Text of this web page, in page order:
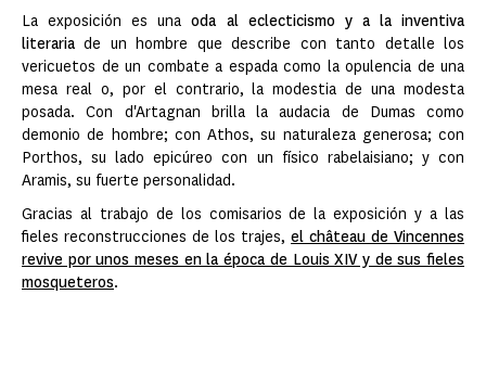
La exposición es una oda al eclecticismo y a la inventiva
literaria de un hombre que describe con tanto detalle los
vericuetos de un combate a espada como la opulencia de una
mesa real o, por el contrario, la modestia de una modesta
posada. Con d'Artagnan brilla la audacia de Dumas como
demonio de hombre; con Athos, su naturaleza generosa; con
Porthos, su lado epicúreo con un físico rabelaisiano; y con
Aramis, su fuerte personalidad.
Gracias al trabajo de los comisarios de la exposición y a las
fieles reconstrucciones de los trajes, el château de Vincennes
revive por unos meses en la época de Louis XIV y de sus fieles
mosqueteros.